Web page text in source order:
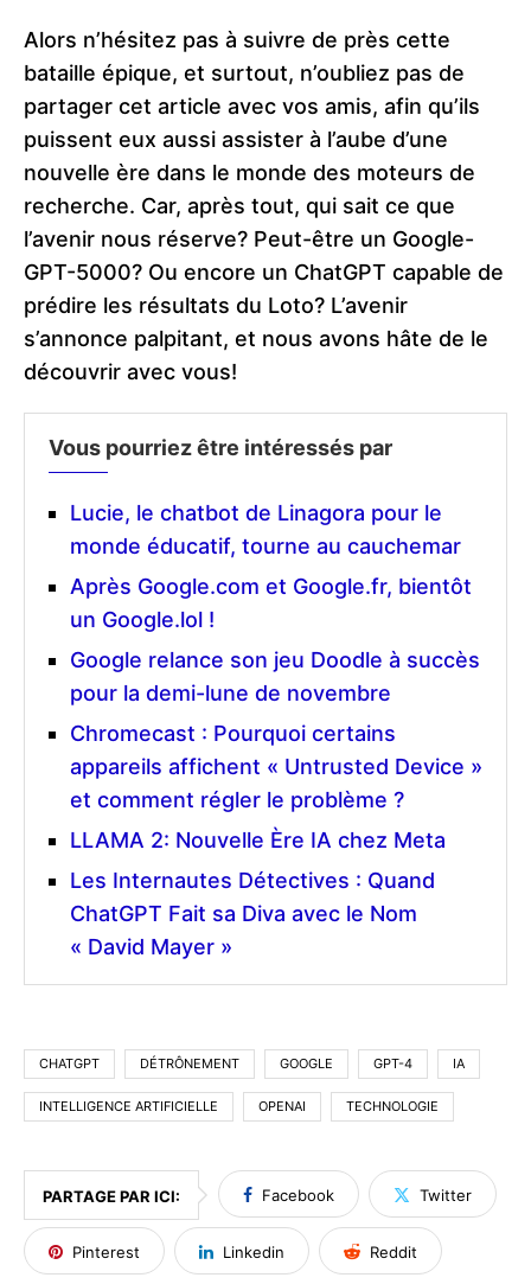
Alors n’hésitez pas à suivre de près cette
bataille épique, et surtout, n’oubliez pas de
partager cet article avec vos amis, afin qu’ils
puissent eux aussi assister à l’aube d’une
nouvelle ère dans le monde des moteurs de
recherche. Car, après tout, qui sait ce que
l’avenir nous réserve? Peut-être un Google-
GPT-5000? Ou encore un ChatGPT capable de
prédire les résultats du Loto? L’avenir
s’annonce palpitant, et nous avons hâte de le
découvrir avec vous!
Vous pourriez être intéressés par
Lucie, le chatbot de Linagora pour le
monde éducatif, tourne au cauchemar
Après Google.com et Google.fr, bientôt
un Google.lol !
Google relance son jeu Doodle à succès
pour la demi-lune de novembre
Chromecast : Pourquoi certains
appareils affichent « Untrusted Device »
et comment régler le problème ?
LLAMA 2: Nouvelle Ère IA chez Meta
Les Internautes Détectives : Quand
ChatGPT Fait sa Diva avec le Nom
« David Mayer »
CHATGPT DÉTRÔNEMENT GOOGLE GPT-4 IA
INTELLIGENCE ARTIFICIELLE OPENAI TECHNOLOGIE
PARTAGE PAR ICI: Facebook Twitter
Pinterest Linkedin Reddit